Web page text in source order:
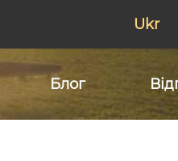
Ukr
Блог